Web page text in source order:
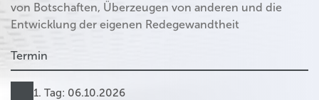
von Botschaften, Überzeugen von anderen und die
Entwicklung der eigenen Redegewandtheit
Termin
1. Tag: 06.10.2026